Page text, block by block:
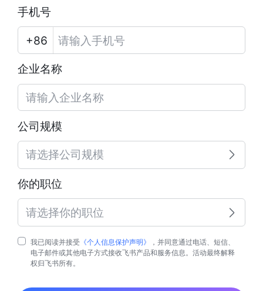
手机号
企业名称
公司规模
请选择公司规模
你的职位
请选择你的职位
我已阅读并接受 《个人信息保护声明》
，并同意通过电话、短信、
电子邮件或其他电子方式接收飞书产品和服务信息。活动最终解释
权归飞书所有。